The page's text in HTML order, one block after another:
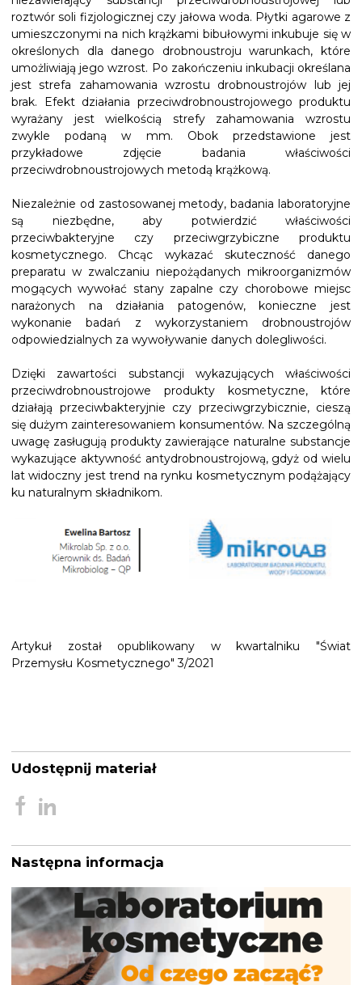
roztwór soli fizjologicznej czy jałowa woda. Płytki agarowe z
umieszczonymi na nich krążkami bibułowymi inkubuje się w
określonych dla danego drobnoustroju warunkach, które
umożliwiają jego wzrost. Po zakończeniu inkubacji określana
jest strefa zahamowania wzrostu drobnoustrojów lub jej
brak. Efekt działania przeciwdrobnoustrojowego produktu
wyrażany jest wielkością strefy zahamowania wzrostu
zwykle podaną w mm. Obok przedstawione jest
przykładowe zdjęcie badania właściwości
przeciwdrobnoustrojowych metodą krążkową.
Niezależnie od zastosowanej metody, badania laboratoryjne
są niezbędne, aby potwierdzić właściwości
przeciwbakteryjne czy przeciwgrzybiczne produktu
kosmetycznego. Chcąc wykazać skuteczność danego
preparatu w zwalczaniu niepożądanych mikroorganizmów
mogących wywołać stany zapalne czy chorobowe miejsc
narażonych na działania patogenów, konieczne jest
wykonanie badań z wykorzystaniem drobnoustrojów
odpowiedzialnych za wywoływanie danych dolegliwości.
Dzięki zawartości substancji wykazujących właściwości
przeciwdrobnoustrojowe produkty kosmetyczne, które
działają przeciwbakteryjnie czy przeciwgrzybicznie, cieszą
się dużym zainteresowaniem konsumentów. Na szczególną
uwagę zasługują produkty zawierające naturalne substancje
wykazujące aktywność antydrobnoustrojową, gdyż od wielu
lat widoczny jest trend na rynku kosmetycznym podążający
ku naturalnym składnikom.
Artykuł został opublikowany w kwartalniku "Świat
Przemysłu Kosmetycznego" 3/2021
Udostępnij materiał
Następna informacja
Nawigacja
wpisu